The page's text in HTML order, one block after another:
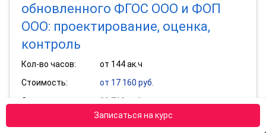
Записаться на курс
обновленного ФГОС ООО и ФОП
ООО: проектирование, оценка,
контроль
Кол-во часов:
от 144 ак.ч
Стоимость:
от 17 160 руб.
Старая цена:
20 760 руб.
Получить удостоверение